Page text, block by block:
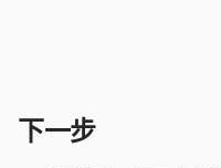
下一步